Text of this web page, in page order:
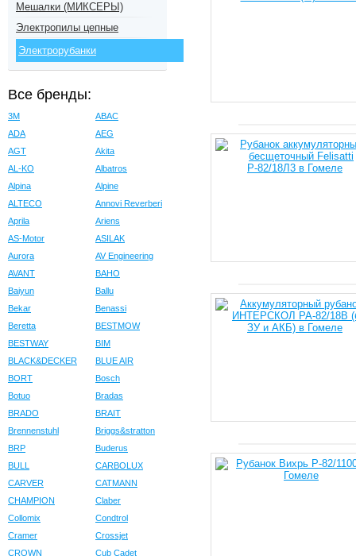
Мешалки (МИКСЕРЫ)
Электропилы цепные
Электрорубанки
Все бренды:
3M
ABAC
ADA
AEG
AGT
Akita
AL-KO
Albatros
Alpina
Alpine
ALTECO
Annovi Reverberi
Aprila
Ariens
AS-Motor
ASILAK
Aurora
AV Engineering
AVANT
BAHO
Baiyun
Ballu
Bekar
Benassi
Beretta
BESTMOW
BESTWAY
BIM
BLACK&DECKER
BLUE AIR
BORT
Bosch
Botuo
Bradas
BRADO
BRAIT
Brennenstuhl
Briggs&stratton
BRP
Buderus
BULL
CARBOLUX
CARVER
CATMANN
CHAMPION
Claber
Collomix
Condtrol
Cramer
Crossjet
CROWN
Cub Cadet